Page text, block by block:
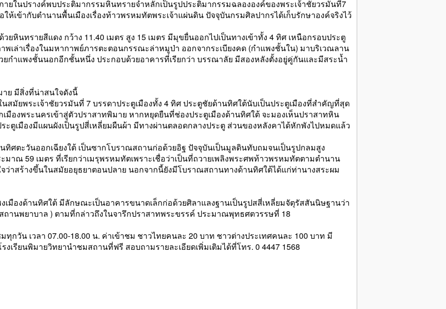
ายในปรางค์พบประติมากรรมหินทรายจำหลักเป็นรูปประติมากรรมฉลององค์ของพระเจ้าชัยวรมันที่7
ให้เข้ากับตำนานพื้นเมืองเรื่องท้าวพรหมทัตพระเจ้าแผ่นดิน ปัจจุบันกรมศิลปากรได้เก็บรักษาองค์จริงไว้
ยหินทรายสีแดง กว้าง 11.40 เมตร สูง 15 เมตร มีมุขยื่นออกไปเป็นทางเข้าทั้ง 4 ทิศ เหนือกรอบประตู
เล่าเรื่องในมหากาพย์ภารตะตอนกรรณะล่าหมูป่า ออกจากระเบียงคด (กำแพงชั้นใน) มาบริเวณลาน
กำแพงชั้นนอกอีกชั้นหนึ่ง ประกอบด้วยอาคารที่เรียกว่า บรรณาลัย มีสองหลังตั้งอยู่คู่กันและมีสระน้ำ
ย มีสิ่งที่น่าสนใจดังนี้
นสมัยพระเจ้าชัยวรมันที่ 7 บรรดาประตูเมืองทั้ง 4 ทิศ ประตูชัยด้านทิศใต้นับเป็นประตูเมืองที่สำคัญที่สุด
มืองพระนครเข้าสู่ตัวปราสาทพิมาย หากหยุดยืนที่ช่องประตูเมืองด้านทิศใต้ จะมองเห็นปราสาทหิน
ตูเมืองมีแผนผังเป็นรูปสี่เหลี่ยมผืนผ้า มีทางผ่านตลอดกลางประตู ส่วนของหลังคาได้หักพังไปหมดแล้ว
ศตะวันออกเฉียงใต้ เป็นซากโบราณสถานก่อด้วยอิฐ ปัจจุบันเป็นมูลดินทับถมจนเป็นรูปกลมสูง
มาณ 59 เมตร ที่เรียกว่าเมรุพรหมทัตเพราะเชื่อว่าเป็นที่ถวายเพลิงพระศพท้าวพรหมทัตตามตำนาน
ว่าสร้างขึ้นในสมัยอยุธยาตอนปลาย นอกจากนี้ยังมีโบราณสถานทางด้านทิศใต้ได้แก่ท่านางสระผม
มืองด้านทิศใต้ มีลักษณะเป็นอาคารขนาดเล็กก่อด้วยศิลาแลงฐานเป็นรูปสสี่เหลี่ยมจัตุรัสสันนิษฐานว่า
สถานพยาบาล ) ตามที่กล่าวถึงในจารึกปราสาทพระขรรค์ ประมาณพุทธศตวรรษที่ 18
กวัน เวลา 07.00-18.00 น. ค่าเข้าชม ชาวไทยคนละ 20 บาท ชาวต่างประเทศคนละ 100 บาท มี
งเรียนพิมายวิทยานำชมสถานที่ฟรี สอบถามรายละเอียดเพิ่มเติมได้ที่โทร. 0 4447 1568